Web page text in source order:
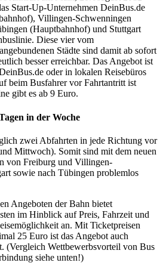
Start-Up-Unternehmen DeinBus.de
Villingen-Schwenningen
(Hauptbahnhof) und Stuttgart
Diese vier vom
Städte sind damit ab sofort
besser erreichbar. Das Angebot ist
oder in lokalen Reisebüros
beim Busfahrer vor Fahrtantritt ist
gibt es ab 9 Euro.
in der Woche
zwei Abfahrten in jede Richtung vor
Mittwoch). Somit sind mit dem neuen
von Freiburg und Villingen-
sowie nach Tübingen problemlos
Angeboten der Bahn bietet
im Hinblick auf Preis, Fahrzeit und
an. Mit Ticketpreisen
25 Euro ist das Angebot auch
(Vergleich Wettbewerbsvorteil von Bus
siehe unten!)